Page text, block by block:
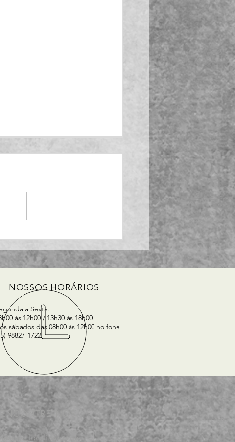
Venda?
NOSSOS HORÁRIOS
a Sexta:
às 12h00 / 13h30 às 18h00
sábados das 08h00 às 12h00 no fone
98827-1722
ENCONTRE-NOS
Estamos localizados na